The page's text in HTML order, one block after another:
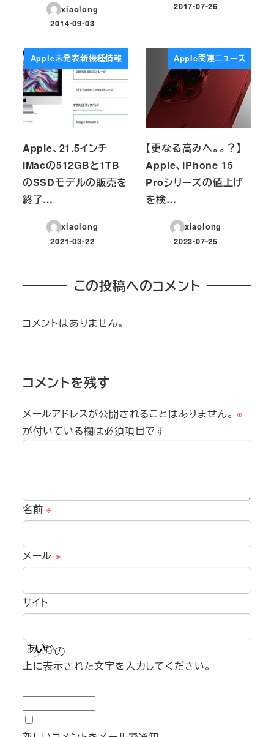
xiaolong
投稿日
2014-09-03
投稿日
2017-07-26
Apple未発表新機種情報
Apple、21.5インチ
iMacの512GBと1TB
のSSDモデルの販売を
終了…
xiaolong
投稿日
2021-03-22
Apple関連ニュース
【更なる高みへ。。？】
Apple、iPhone 15
Proシリーズの値上げ
を検…
xiaolong
投稿日
2023-07-25
この投稿へのコメント
コメントはありません。
コメントを残す
メールアドレスが公開されることはありません。 ※
が付いている欄は必須項目です
名前※
メール ※
サイト
上に表示された文字を入力してください。